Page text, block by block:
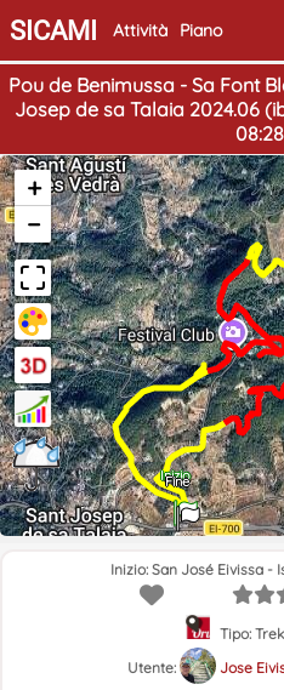
SICAMI Attività Piano
Pou de Benimussa - Sa Font
Josep de sa Talaia 2024.06
Inizio
Fine
+
−
Inizio: San José Eivissa -
Tipo:
Utente:
Jose